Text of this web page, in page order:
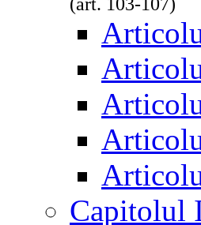
Capitolul